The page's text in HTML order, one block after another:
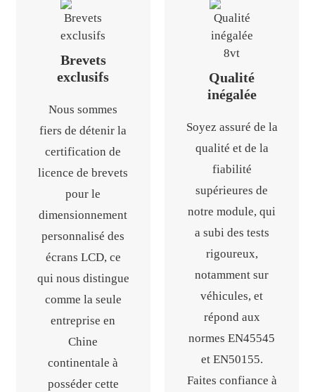
Brevets
exclusifs
Nous sommes
fiers de détenir la
certification de
licence de brevets
pour le
dimensionnement
personnalisé des
écrans LCD, ce
qui nous distingue
comme la seule
entreprise en
Chine
continentale à
posséder cette
Qualité
inégalée
Soyez assuré de la
qualité et de la
fiabilité
supérieures de
notre module, qui
a subi des tests
rigoureux,
notamment sur
véhicules, et
répond aux
normes EN45545
et EN50155.
Faites confiance à